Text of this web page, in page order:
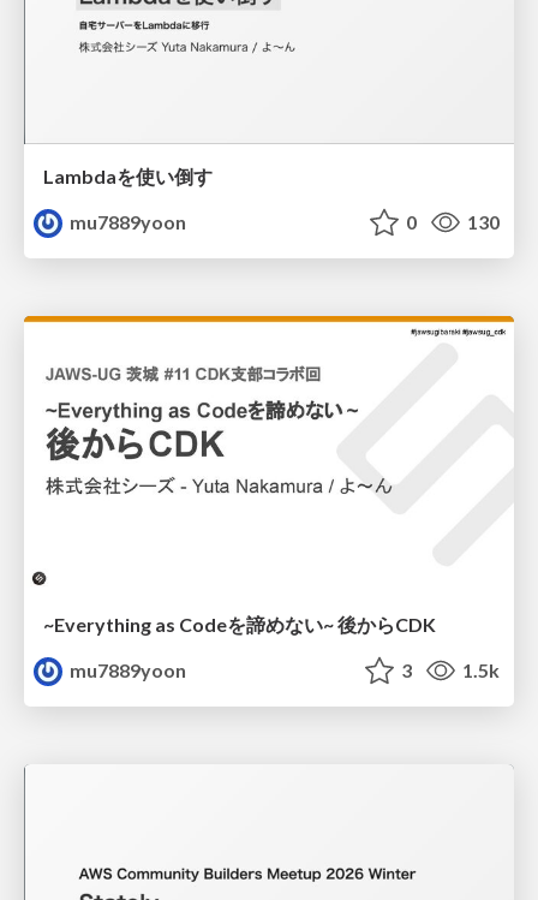
Lambdaを使い倒す
mu7889yoon
0 130
~Everything as Codeを諦めない~ 後からCDK
mu7889yoon
3 1.5k